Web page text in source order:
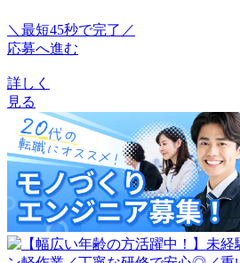
＼最短45秒で完了／
応募へ進む
詳しく
見る